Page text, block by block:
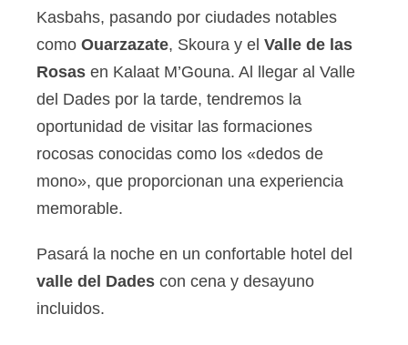
Kasbahs, pasando por ciudades notables
como Ouarzazate, Skoura y el Valle de las
Rosas en Kalaat M’Gouna. Al llegar al Valle
del Dades por la tarde, tendremos la
oportunidad de visitar las formaciones
rocosas conocidas como los «dedos de
mono», que proporcionan una experiencia
memorable.
Pasará la noche en un confortable hotel del
valle del Dades con cena y desayuno
incluidos.